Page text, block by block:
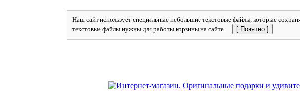
Наш сайт использует специальные небольшие текстовые файлы, которые
текстовые файлы нужны для работы корзины на сайте.
[ Понятно ]